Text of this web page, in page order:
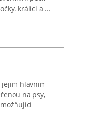
králíci a ...
jejím hlavním
na psy,